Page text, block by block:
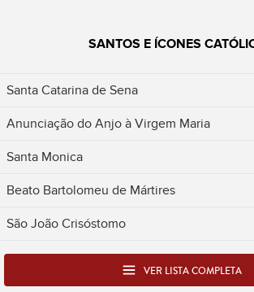
SANTOS E ÍCONES
Santa Catarina de Sena
Anunciação do Anjo à Virgem Maria
Santa Monica
Beato Bartolomeu de Mártires
São João Crisóstomo
VER LISTA COMPLETA